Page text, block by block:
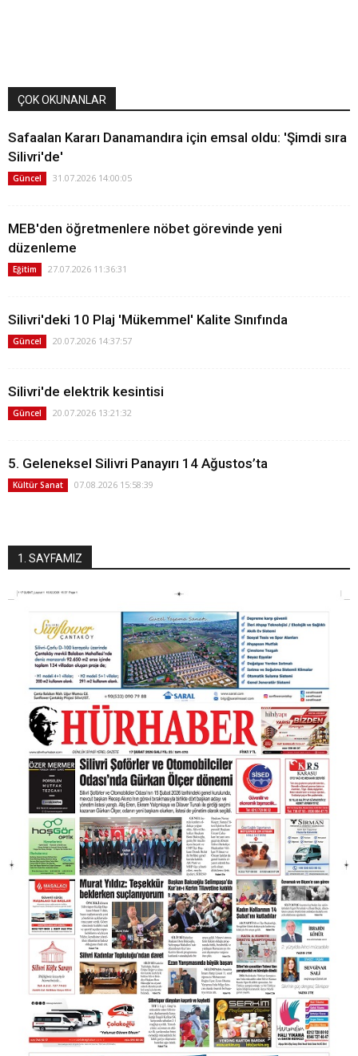
ÇOK OKUNANLAR
Safaalan Kararı Danamandıra için emsal oldu: 'Şimdi sıra
Silivri'de'
Güncel 31.07.2026 14:00:05
MEB'den öğretmenlere nöbet görevinde yeni
düzenleme
Eğitim 27.07.2026 11:36:31
Silivri'deki 10 Plaj 'Mükemmel' Kalite Sınıfında
Güncel 20.07.2026 14:37:57
Silivri'de elektrik kesintisi
Güncel 20.07.2026 13:21:32
5. Geleneksel Silivri Panayırı 14 Ağustos’ta
Kültür Sanat 07.08.2026 15:58:39
1. SAYFAMIZ